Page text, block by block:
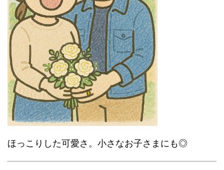
ほっこりした可愛さ。小さなお子さまにも◎